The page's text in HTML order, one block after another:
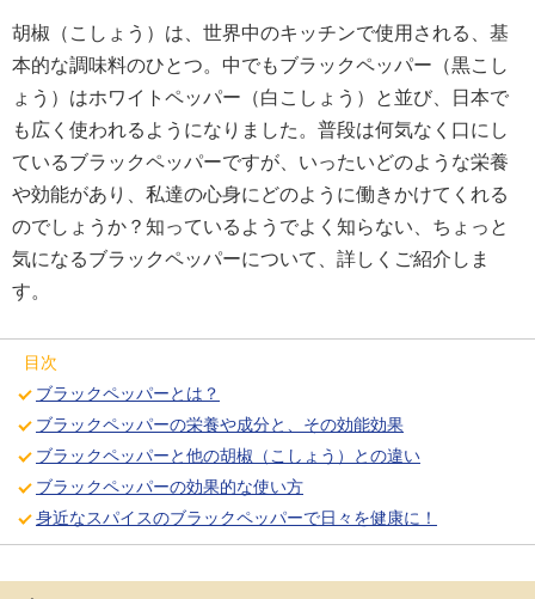
胡椒（こしょう）は、世界中のキッチンで使用される、基
本的な調味料のひとつ。中でもブラックペッパー（黒こし
ょう）はホワイトペッパー（白こしょう）と並び、日本で
も広く使われるようになりました。普段は何気なく口にし
ているブラックペッパーですが、いったいどのような栄養
や効能があり、私達の心身にどのように働きかけてくれる
のでしょうか？知っているようでよく知らない、ちょっと
気になるブラックペッパーについて、詳しくご紹介しま
す。
目次
ブラックペッパーとは？
ブラックペッパーの栄養や成分と、その効能効果
ブラックペッパーと他の胡椒（こしょう）との違い
ブラックペッパーの効果的な使い方
身近なスパイスのブラックペッパーで日々を健康に！